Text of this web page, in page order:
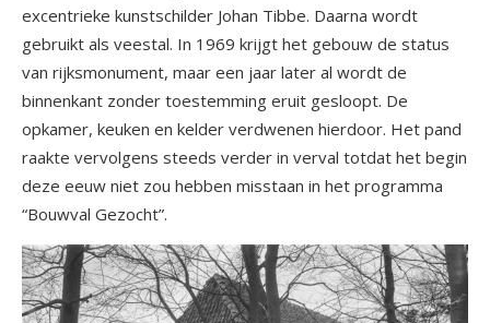
excentrieke kunstschilder Johan Tibbe. Daarna wordt
gebruikt als veestal. In 1969 krijgt het gebouw de status
van rijksmonument, maar een jaar later al wordt de
binnenkant zonder toestemming eruit gesloopt. De
opkamer, keuken en kelder verdwenen hierdoor. Het pand
raakte vervolgens steeds verder in verval totdat het begin
deze eeuw niet zou hebben misstaan in het programma
“Bouwval Gezocht”.